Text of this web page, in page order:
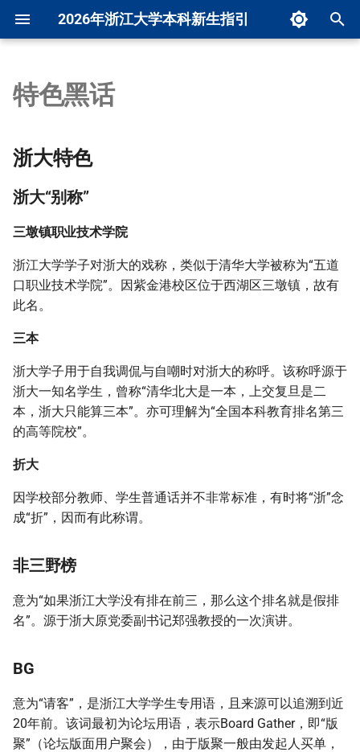
2026年浙江大学本科新生指引
在
初
化
搜
索
擎
首页
重要提示
前言
从零开始激活通行证
精神内核
竺老两问
浙大简史
浙大校歌
浙大校区
学部院系
常用电话
常用网站
公众号和小程序
常用软件
浙大特色
浙大“别称”
三墩镇职业技术学院
三本
折大
非三野榜
BG
毅行
98
盈利论坛
校园物品
小白
宝宝巴士/铛铛车
学霸餐
学渣粽
注册缴费
线上准备
物品准备
入校交通
报到流程
始业教育
新生防骗
校园套餐电话卡
作息时间
组织架构
军训活动
入党专题
其他事项
温馨提醒
基本概念
培养方案
课程考核
专业确认
转专业
辅修
特殊课程
科研与素质训练
学科竞赛
竺院专题
邮件系统与礼仪
选课通知
选课规则
选课操作
选课技巧
基础评价
荣誉称号
奖学金
学生资助
竺院专题
校园区域
寝室园区
收寄服务
网络服务
饮食消费
校园交通
校园安全与保卫处
就医服务
图书馆
场馆空间
组织社团
求是学院
丹阳青溪学园
紫云碧峰学园
蓝田学园
竺可桢学院
概述
常用信息
常用网站
校园生活
学习
名词解释
经验分享
评奖评优
假期相关
前言
报到
证卡办理与使用
生活
学业
活动和支持
升学和就业
写在最后
CC98论坛使用攻略
CC98论坛经验精华贴遴选
后记
特色黑话
浙大特色
浙大“别称”
三墩镇职业技术学院
浙江大学学子对浙大的戏称，类似于清华大学被称为“五道
口职业技术学院”。因紫金港校区位于西湖区三墩镇，故有
此名。
三本
浙大学子用于自我调侃与自嘲时对浙大的称呼。该称呼源于
浙大一知名学生，曾称“清华北大是一本，上交复旦是二
本，浙大只能算三本”。亦可理解为“全国本科教育排名第三
的高等院校”。
折大
因学校部分教师、学生普通话并不非常标准，有时将“浙”念
成“折”，因而有此称谓。
非三野榜
意为“如果浙江大学没有排在前三，那么这个排名就是假排
名”。源于浙大原党委副书记郑强教授的一次演讲。
BG
意为“请客”，是浙江大学学生专用语，且来源可以追溯到近
20年前。该词最初为论坛用语，表示Board Gather，即“版
聚”（论坛版面用户聚会），由于版聚一般由发起人买单，